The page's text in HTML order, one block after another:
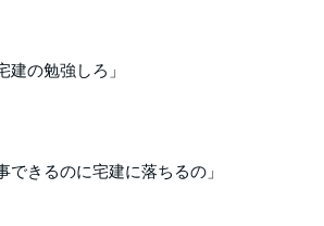
建の勉強しろ」
できるのに宅建に落ちるの」